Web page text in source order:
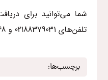
شما می‌توانید برای
تلفن‌‌های 02188379031 و 02188596948 تماس بگیرید.
برچسب‌ها: